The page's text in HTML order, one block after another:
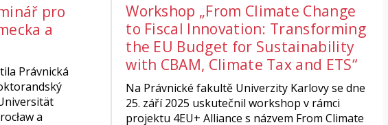
pro
a
Právnická
a
Workshop „From Climate Change
to Fiscal Innovation: Transforming
the EU Budget for Sustainability
with CBAM, Climate Tax and ETS“
Na Právnické fakultě Univerzity Karlovy se dne
25. září 2025 uskutečnil workshop v rámci
projektu 4EU+ Alliance s názvem From Climate